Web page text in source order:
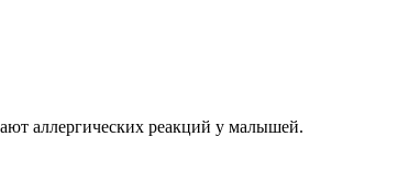
аллергических реакций у малышей.